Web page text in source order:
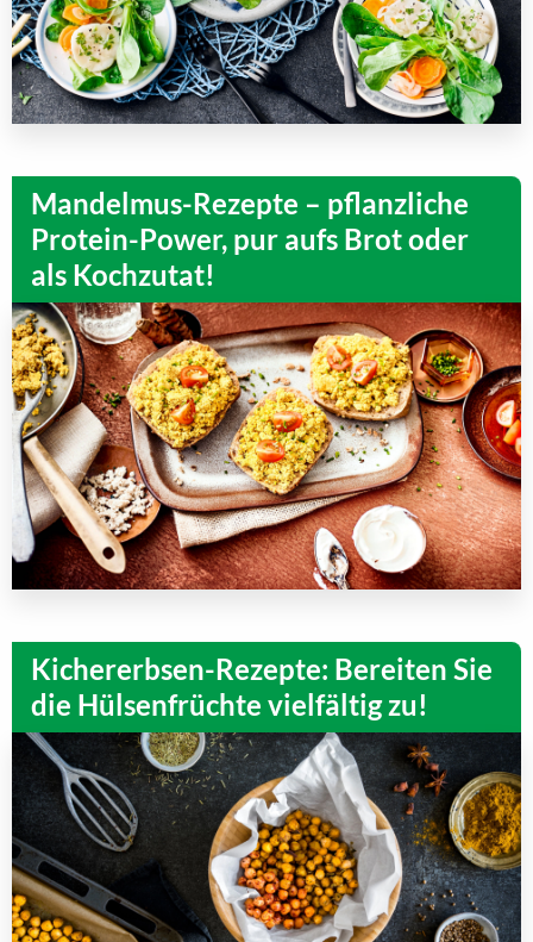
Mandelmus-Rezepte – pflanzliche
Protein-Power, pur aufs Brot oder
als Kochzutat!
Kichererbsen-Rezepte: Bereiten Sie
die Hülsenfrüchte vielfältig zu!